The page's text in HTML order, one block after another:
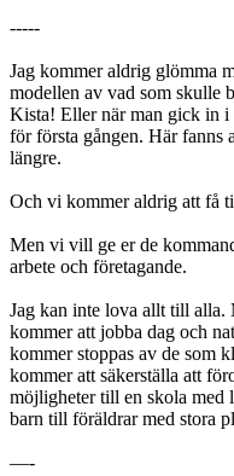
-----
Jag kommer aldrig glömma
modellen av vad som skulle
Kista! Eller när man gick in i
för första gången. Här
längre.
Och vi kommer aldrig att få
Men vi vill ge er de
arbete och företagande.
Jag kan inte lova allt till alla.
kommer att jobba dag och
kommer stoppas av de som
kommer att säkerställa att
möjligheter till en skola med
barn till föräldrar med stora
—-